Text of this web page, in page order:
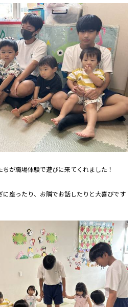
が職場体験で遊びに来てくれました！
に座ったり、お隣でお話したりと大喜びです